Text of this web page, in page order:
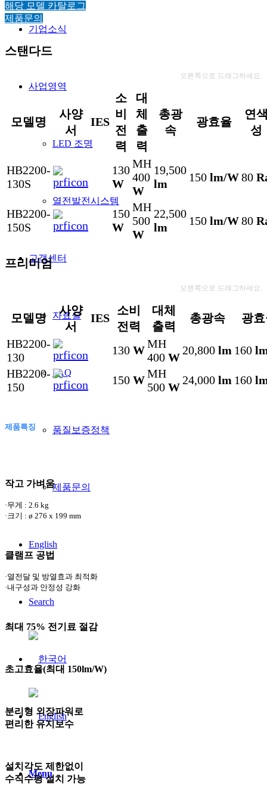
기업소식
사업영역
LED 조명
열전발전시스템
고객센터
자료실
FAQ
품질보증정책
제품문의
English
Search
Menu
해당 모델 카탈로그
제품문의
스탠다드
오른쪽으로 드래그하세요.
모델명
사양
서
IES
소
비
전
력
대
체
출
력
총광
속
광효율
연
성
HB2200-
130S
130
W
MH
400
W
19,500
lm
150 lm/W80
HB2200-
150S
150
W
MH
500
W
22,500
lm
150 lm/W80
프리미엄
오른쪽으로 드래그하세요.
모델명
사양
서
IES
소비
전력
대체
출력
총광속
광
HB2200-
130
130 WMH
400 W
20,800 lm 160
HB2200-
150
150 WMH
500 W
24,000 lm 160
제품특징
작고 가벼움
·무게 : 2.6 kg
·크기 : ø 276 x 199 mm
클램프 공법
·열전달 및 방열효과 최적화
·내구성과 안정성 강화
최대 75% 전기료 절감
초고효율(최대 150lm/W)
분리형 외장파워로
편리한 유지보수
설치각도 제한없이
수직수평 설치 가능